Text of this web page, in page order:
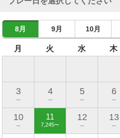
8月 9月 10月
月 火 水 木
3
--
4
--
5
--
6
--
10
--
11
7,245〜
12
--
13
--